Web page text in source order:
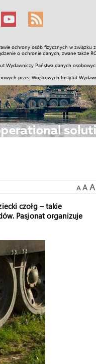
ochrony osób fizycznych w
o ochronie danych, zwane także
Wydawniczy Państwa danych
przez Wojskowych Instytut
Galerie Wideo
A A A
czołg – takie
Pasjonat organizuje